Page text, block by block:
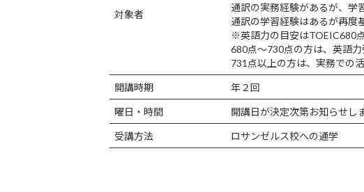
対象者
通訳の実務経験があるが、学
通訳の学習経験はあるが再度
※英語力の目安はTOEIC680
680点～730点の方は、英語力
731点以上の方は、実務での
開講時期 年２回
曜日・時間 開講日が決定次第お知らせし
受講方法 ロサンゼルス校への通学